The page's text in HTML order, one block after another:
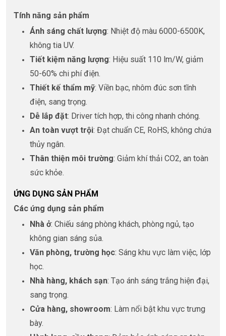
Tính năng sản phẩm
Ánh sáng chất lượng: Nhiệt độ màu 6000-6500K,
không tia UV.
Tiết kiệm năng lượng: Hiệu suất 110 lm/W, giảm
50-60% chi phí điện.
Thiết kế thẩm mỹ: Viền bạc, nhôm đúc sơn tĩnh
điện, sang trọng.
Dễ lắp đặt: Driver tích hợp, thi công nhanh chóng.
An toàn vượt trội: Đạt chuẩn CE, RoHS, không chứa
thủy ngân.
Thân thiện môi trường: Giảm khí thải CO2, an toàn
sức khỏe.
ỨNG DỤNG SẢN PHẨM
Các ứng dụng sản phẩm
Nhà ở: Chiếu sáng phòng khách, phòng ngủ, tạo
không gian sáng sủa.
Văn phòng, trường học: Sáng khu vực làm việc, lớp
học.
Nhà hàng, khách sạn: Tạo ánh sáng trắng hiện đại,
sang trọng.
Cửa hàng, showroom: Làm nổi bật khu vực trưng
bày.